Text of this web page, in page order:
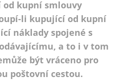
kupní smlouvy
li kupující od kupní
náklady spojené s
a to i v tom
být vráceno pro
poštovní cestou.